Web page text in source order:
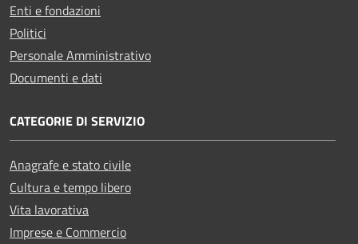
Enti e fondazioni
Politici
Personale Amministrativo
Documenti e dati
CATEGORIE DI SERVIZIO
Anagrafe e stato civile
Cultura e tempo libero
Vita lavorativa
Imprese e Commercio